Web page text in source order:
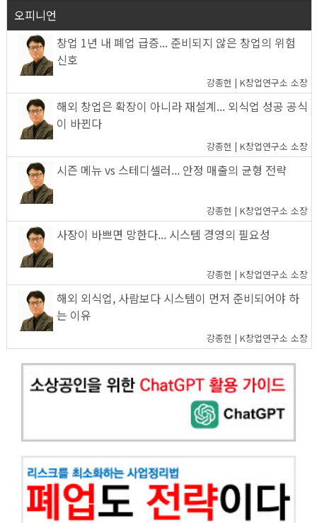
오피니언
창업 1년 내 폐업 급증... 준비되지 않은 창업의 위험
신호
강종헌 | K창업연구소 소장
해외 창업은 확장이 아니라 재설계... 외식업 성공 공식
이 바뀐다
강종헌 | K창업연구소 소장
시즌 메뉴 vs 스테디셀러... 안정 매출의 균형 전략
강종헌 | K창업연구소 소장
사장이 바쁘면 망한다... 시스템 경영의 필요성
강종헌 | K창업연구소 소장
해외 외식업, 사람보다 시스템이 먼저 준비되어야 하
는 이유
강종헌 | K창업연구소 소장